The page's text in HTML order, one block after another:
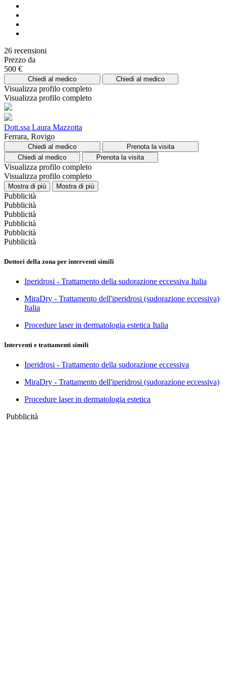
26 recensioni
Prezzo da
500 €
Chiedi al medico Chiedi al medico
Visualizza profilo completo
Visualizza profilo completo
Dott.ssa Laura Mazzotta
Ferrara, Rovigo
Chiedi al medico
Prenota la visita
Chiedi al medico
Prenota la visita
Visualizza profilo completo
Visualizza profilo completo
Mostra di più Mostra di più
Pubblicità
Pubblicità
Pubblicità
Pubblicità
Pubblicità
Pubblicità
Dottori della zona per interventi simili
Iperidrosi - Trattamento della sudorazione eccessiva Italia
MiraDry - Trattamento dell'iperidrosi (sudorazione eccessiva)
Italia
Procedure laser in dermatologia estetica Italia
Interventi e trattamenti simili
Iperidrosi - Trattamento della sudorazione eccessiva
MiraDry - Trattamento dell'iperidrosi (sudorazione eccessiva)
Procedure laser in dermatologia estetica
Pubblicità